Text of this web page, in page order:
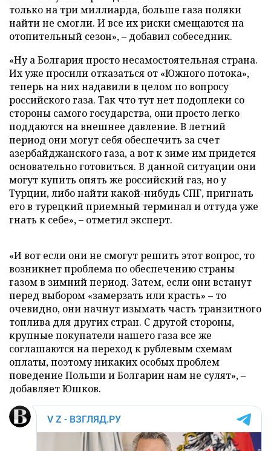
только на три миллиарда, больше газа поляки
найти не смогли. И все их риски смещаются на
отопительный сезон», – добавил собеседник.
«Ну а Болгария просто несамостоятельная страна.
Их уже просили отказаться от «Южного потока»,
теперь на них надавили в целом по вопросу
российского газа. Так что тут нет подоплеки со
стороны самого государства, они просто легко
поддаются на внешнее давление. В летний
период они могут себя обеспечить за счет
азербайджанского газа, а вот к зиме им придется
основательно готовиться. В данной ситуации они
могут купить опять же российский газ, но у
Турции, либо найти какой-нибудь СПГ, пригнать
его в турецкий приемный терминал и оттуда уже
гнать к себе», – отметил эксперт.
«И вот если они не смогут решить этот вопрос, то
возникнет проблема по обеспечению страны
газом в зимний период. Затем, если они встанут
перед выбором «замерзать или красть» – то
очевидно, они начнут изымать часть транзитного
топлива для других стран. С другой стороны,
крупные покупатели нашего газа все же
соглашаются на переход к рублевым схемам
оплаты, поэтому никаких особых проблем
поведение Польши и Болгарии нам не сулят», –
добавляет Юшков.